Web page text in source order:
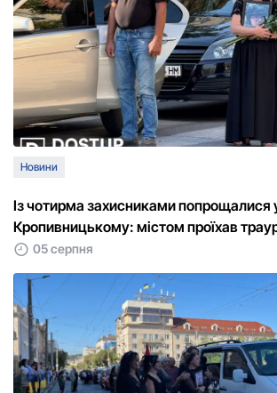
Новини
Із чотирма захисниками попрощалися
Кропивницькому: містом проїхав
05 серпня